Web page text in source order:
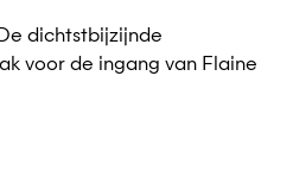
dichtstbijzijnde
voor de ingang van Flaine